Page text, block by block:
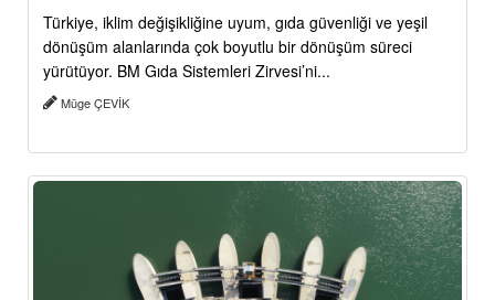
Türkiye, iklim değişikliğine uyum, gıda güvenliği ve yeşil
dönüşüm alanlarında çok boyutlu bir dönüşüm süreci
yürütüyor. BM Gıda Sistemleri Zirvesi’ni...
Müge ÇEVİK